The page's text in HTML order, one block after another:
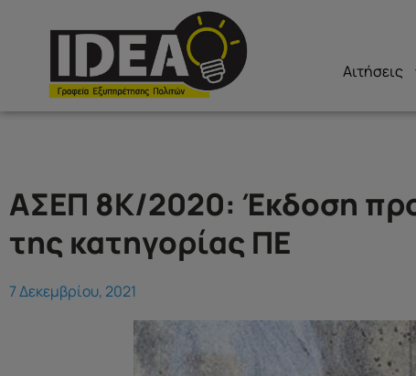
Αιτήσεις
ΑΣΕΠ 8Κ/2020: Έκδοση
της κατηγορίας ΠΕ
7 Δεκεμβρίου, 2021